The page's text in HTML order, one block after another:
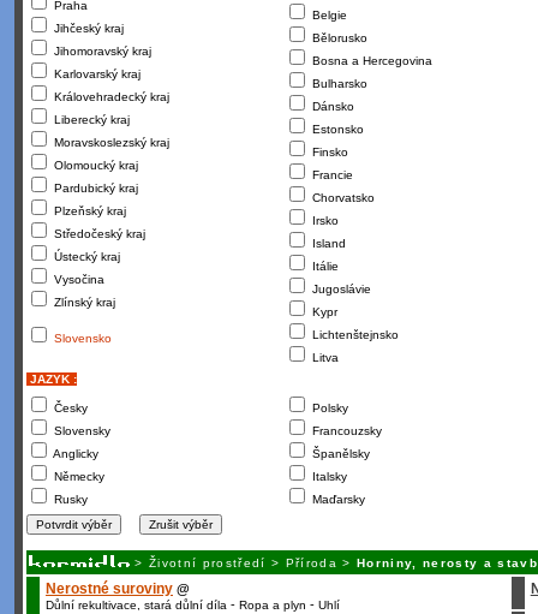
Praha
Jihčeský kraj
Jihomoravský kraj
Karlovarský kraj
Královehradecký kraj
Liberecký kraj
Moravskoslezský kraj
Olomoucký kraj
Pardubický kraj
Plzeňský kraj
Středočeský kraj
Ústecký kraj
Vysočina
Zlínský kraj
Slovensko
Belgie
Bělorusko
Bosna a Hercegovina
Bulharsko
Dánsko
Estonsko
Finsko
Francie
Chorvatsko
Irsko
Island
Itálie
Jugoslávie
Kypr
Lichtenštejnsko
Litva
JAZYK :
Česky
Slovensky
Anglicky
Německy
Rusky
Polsky
Francouzsky
Španělsky
Italsky
Maďarsky
> Životní prostředí > Příroda >Horniny, nerosty a
Nerostné suroviny @
Důlní rekultivace, stará důlní díla - Ropa a plyn - Uhlí